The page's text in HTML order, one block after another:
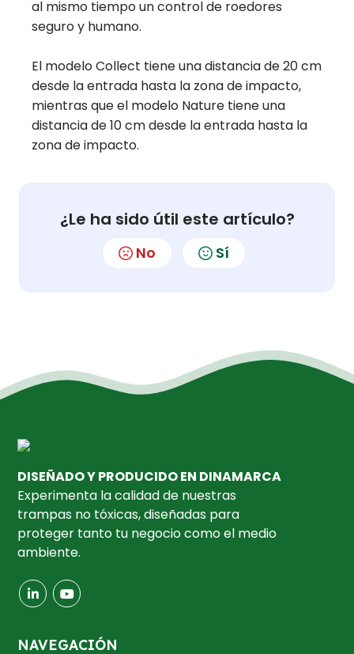
al mismo tiempo un control de roedores
seguro y humano.
El modelo Collect tiene una distancia de 20 cm
desde la entrada hasta la zona de impacto,
mientras que el modelo Nature tiene una
distancia de 10 cm desde la entrada hasta la
zona de impacto.
¿Le ha sido útil este artículo?
No Sí
DISEÑADO Y PRODUCIDO EN DINAMARCA
Experimenta la calidad de nuestras
trampas no tóxicas, diseñadas para
proteger tanto tu negocio como el medio
ambiente.
NAVEGACIÓN